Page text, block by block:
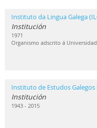
Instituto da Lingua Galega
Institución
1971
Organismo adscrito á
Instituto de Estudos
Institución
1943 - 2015